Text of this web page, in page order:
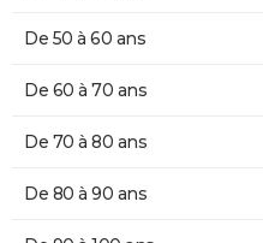
De 50 à 60 ans
De 60 à 70 ans
De 70 à 80 ans
De 80 à 90 ans